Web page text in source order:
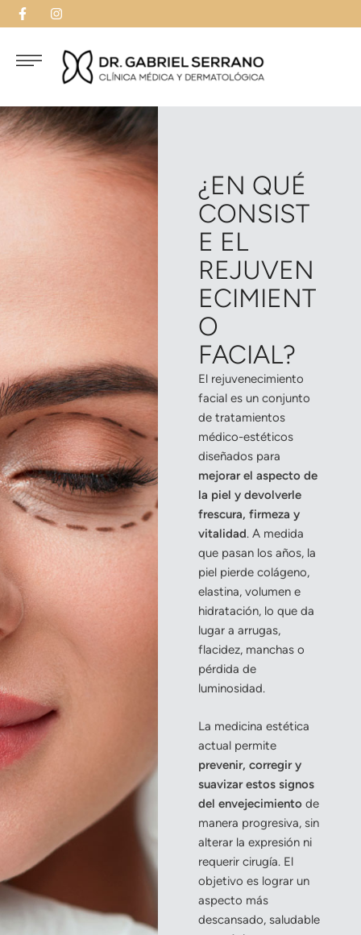
¿EN QUÉ
CONSIST
E EL
REJUVEN
ECIMIENT
O
FACIAL?
El rejuvenecimiento
facial es un conjunto
de tratamientos
médico-estéticos
diseñados para
mejorar el aspecto de
la piel y devolverle
frescura, firmeza y
vitalidad. A medida
que pasan los años, la
piel pierde colágeno,
elastina, volumen e
hidratación, lo que da
lugar a arrugas,
flacidez, manchas o
pérdida de
luminosidad.
La medicina estética
actual permite
prevenir, corregir y
suavizar estos signos
del envejecimientode
manera progresiva, sin
alterar la expresión ni
requerir cirugía. El
objetivo es lograr un
aspecto más
descansado, saludable